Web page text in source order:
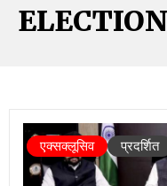
एक्सक्लूसिव प्रदर्शित